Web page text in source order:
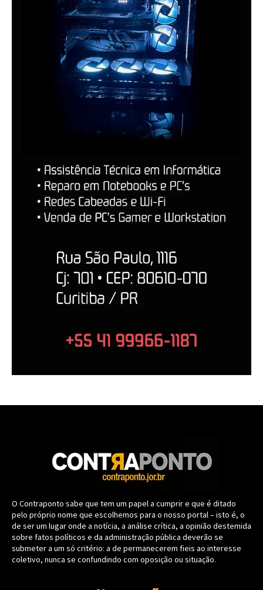
O Contraponto sabe que tem um papel a cumprir e que é ditado
pelo próprio nome que escolhemos para o nosso portal – isto é, o
de ser um lugar onde a notícia, a análise crítica, a opinião destemida
sobre fatos políticos e da administração pública deverão se
submeter a um só critério: a de permanecerem fieis ao interesse
coletivo, nunca se confundindo com oposição ou situação.